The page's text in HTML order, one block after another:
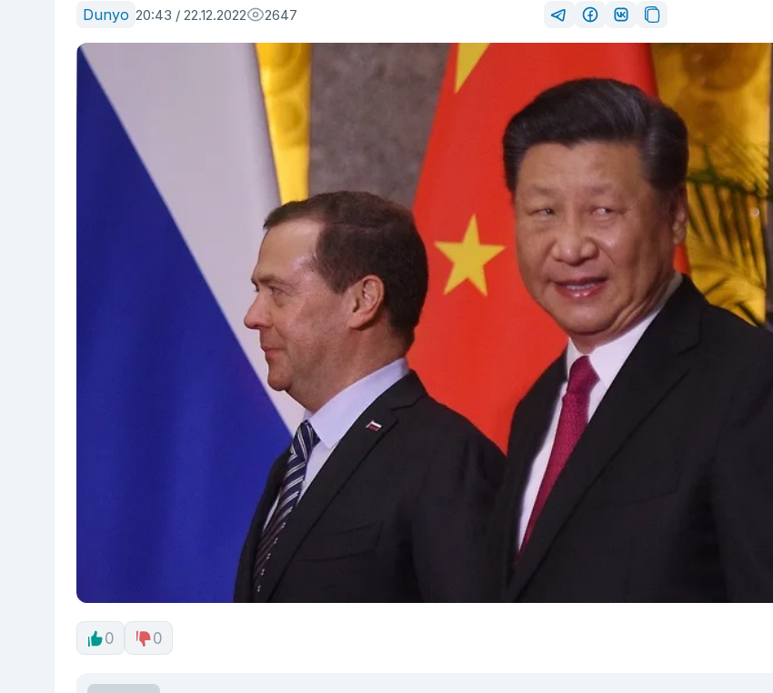
Dunyo 20:43 / 22.12.2022 2647
0 0